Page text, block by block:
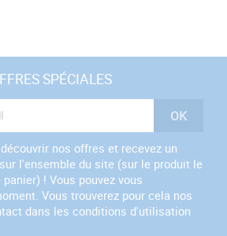
SPÉCIALES
nos offres et recevez un
l'ensemble du site (sur le produit le
! Vous pouvez vous
Vous trouverez pour cela nos
dans les conditions d'utilisation